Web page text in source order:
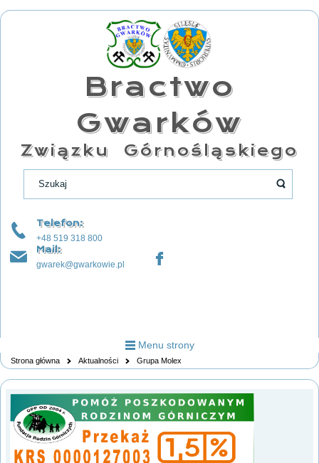
Bractwo
Gwarków
Związku Górnośląskiego
Telefon:
+48 519 318 800
Mail:
gwarek@gwarkowie.pl
Menu strony
Strona główna Aktualności Grupa Molex